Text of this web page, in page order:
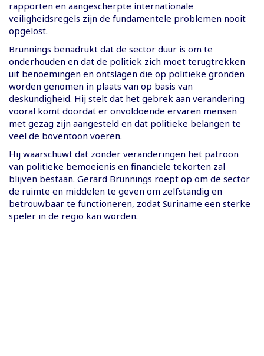
rapporten en aangescherpte internationale
veiligheidsregels zijn de fundamentele problemen nooit
opgelost.
Brunnings benadrukt dat de sector duur is om te
onderhouden en dat de politiek zich moet terugtrekken
uit benoemingen en ontslagen die op politieke gronden
worden genomen in plaats van op basis van
deskundigheid. Hij stelt dat het gebrek aan verandering
vooral komt doordat er onvoldoende ervaren mensen
met gezag zijn aangesteld en dat politieke belangen te
veel de boventoon voeren.
Hij waarschuwt dat zonder veranderingen het patroon
van politieke bemoeienis en financiële tekorten zal
blijven bestaan. Gerard Brunnings roept op om de sector
de ruimte en middelen te geven om zelfstandig en
betrouwbaar te functioneren, zodat Suriname een sterke
speler in de regio kan worden.